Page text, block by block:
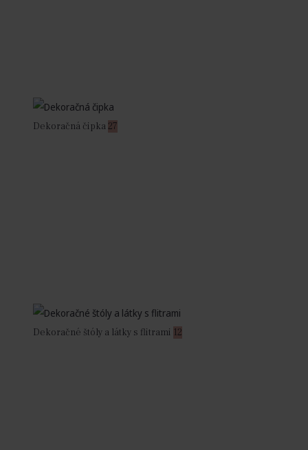
Dekoračná čipka 27
Dekoračné štóly a látky s flitrami 12